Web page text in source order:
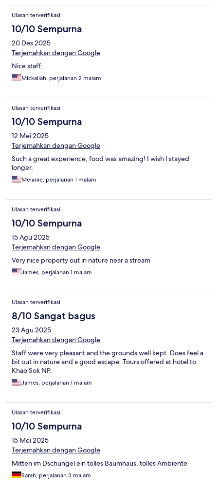
Ulasan terverifikasi
10/10 Sempurna
20 Des 2025
Terjemahkan dengan Google
Nice staff,
Mickaliah, perjalanan 2 malam
Ulasan terverifikasi
10/10 Sempurna
12 Mei 2025
Terjemahkan dengan Google
Such a great experience, food was amazing! I wish I stayed
longer.
Melanie, perjalanan 1 malam
Ulasan terverifikasi
10/10 Sempurna
15 Agu 2025
Terjemahkan dengan Google
Very nice property out in nature near a stream
James, perjalanan 1 malam
Ulasan terverifikasi
8/10 Sangat bagus
23 Agu 2025
Terjemahkan dengan Google
Staff were very pleasant and the grounds well kept. Does feel a
bit out in nature and a good escape. Tours offered at hotel to
Khao Sok NP.
James, perjalanan 1 malam
Ulasan terverifikasi
10/10 Sempurna
15 Mei 2025
Terjemahkan dengan Google
Mitten im Dschungel ein tolles Baumhaus, tolles Ambiente
Sarah, perjalanan 3 malam